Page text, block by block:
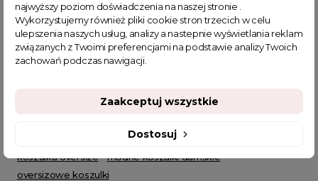
bluzka plus size
bluzka z krótkim rękawem
czarna koszulka damska
koszulka damskie
t shirt damski oversize
koszulka
t shirty damskie
bluzki bawełniane damskie
Eleganckie t-shirty damskie
fajne ciuszki
koszulka oversize
modne koszulki damskie
oversizowe koszulki
najwyższy poziom doświadczenia na naszej stronie .
Wykorzystujemy również pliki cookie stron trzecich w celu
ulepszenia naszych usług, analizy a nastepnie wyświetlania reklam
związanych z Twoimi preferencjami na podstawie analizy Twoich
zachowań podczas nawigacji.
Dostosuj
Zaakceptuj wszystkie